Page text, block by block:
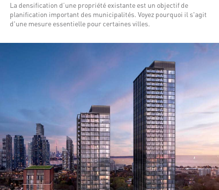
La densification d’une propriété existante est un objectif de
planification important des municipalités. Voyez pourquoi il s'agit
d'une mesure essentielle pour certaines villes.